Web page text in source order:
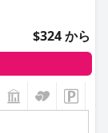
$324 から